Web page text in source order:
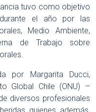
tuvo como objetivo
el año por las
Medio Ambiente,
de Trabajo sobre
por Margarita Ducci,
Global Chile (ONU) –
diversos profesionales